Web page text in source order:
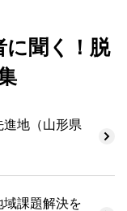
に聞く！脱
進地（山形県
域課題解決を